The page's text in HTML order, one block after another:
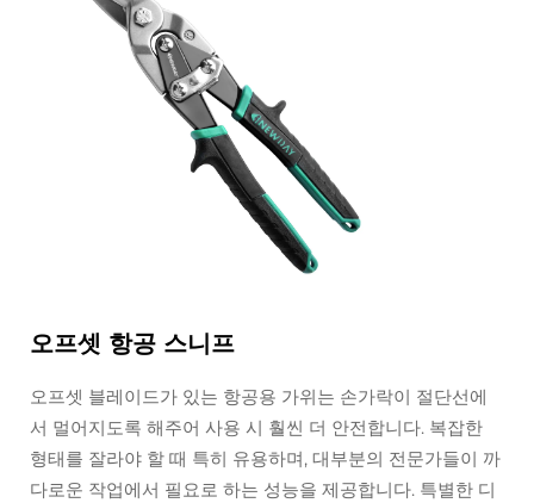
오프셋 항공 스니프
오프셋 블레이드가 있는 항공용 가위는 손가락이 절단선에
서 멀어지도록 해주어 사용 시 훨씬 더 안전합니다. 복잡한
형태를 잘라야 할 때 특히 유용하며, 대부분의 전문가들이 까
다로운 작업에서 필요로 하는 성능을 제공합니다. 특별한 디